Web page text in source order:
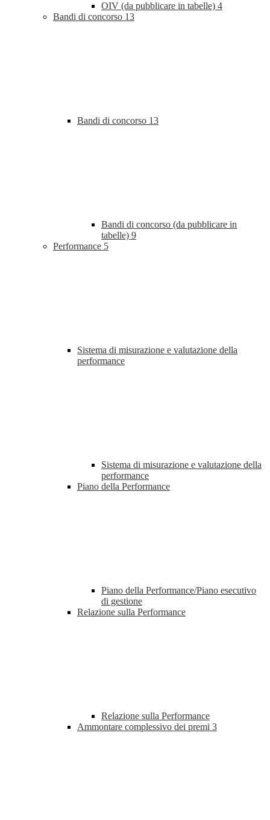
OIV (da pubblicare in tabelle) 4
Bandi di concorso 13
Bandi di concorso 13
Bandi di concorso (da pubblicare in
tabelle) 9
Performance 5
Sistema di misurazione e valutazione della
performance
Sistema di misurazione e valutazione della
performance
Piano della Performance
Piano della Performance/Piano esecutivo
di gestione
Relazione sulla Performance
Relazione sulla Performance
Ammontare complessivo dei premi 3